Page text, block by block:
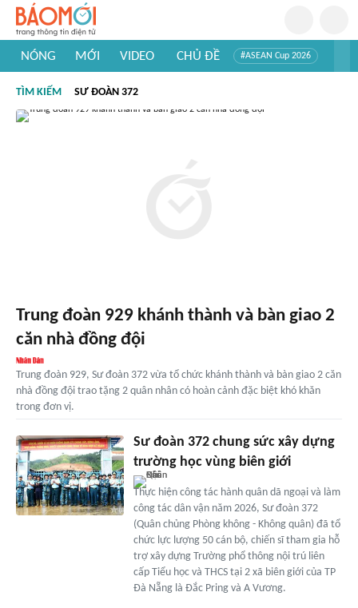
NÓNG MỚI VIDEO CHỦ ĐỀ #ASEAN Cup 2026
#Khám phá thế giới
TÌM KIẾM SƯ ĐOÀN 372
Trung đoàn 929 khánh thành và bàn giao 2
căn nhà đồng đội
Trung đoàn 929, Sư đoàn 372 vừa tổ chức khánh thành và bàn giao 2 căn
nhà đồng đội trao tặng 2 quân nhân có hoàn cảnh đặc biệt khó khăn
trong đơn vị.
Sư đoàn 372 chung sức xây dựng
trường học vùng biên giới
Thực hiện công tác hành quân dã ngoại và làm
công tác dân vận năm 2026, Sư đoàn 372
(Quân chủng Phòng không - Không quân) đã tổ
chức lực lượng 50 cán bộ, chiến sĩ tham gia hỗ
trợ xây dựng Trường phổ thông nội trú liên
cấp Tiểu học và THCS tại 2 xã biên giới của TP
Đà Nẵng là Đắc Pring và A Vương.